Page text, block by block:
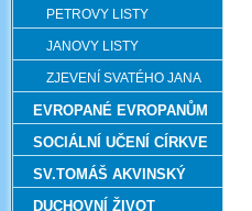
PETROVY LISTY
JANOVY LISTY
ZJEVENÍ SVATÉHO JANA
EVROPANÉ EVROPANŮM
SOCIÁLNÍ UČENÍ CÍRKVE
SV.TOMÁŠ AKVINSKÝ
DUCHOVNÍ ŽIVOT